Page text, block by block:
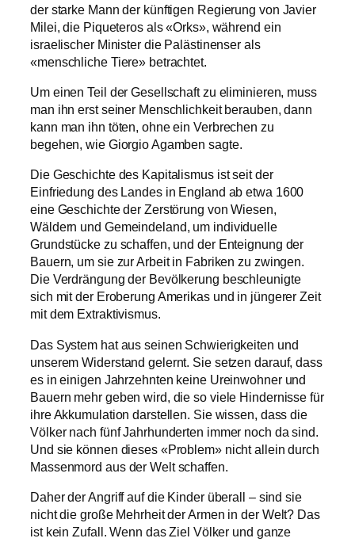
der starke Mann der künftigen Regierung von Javier
Milei, die Piqueteros als «Orks», während ein
israelischer Minister die Palästinenser als
«menschliche Tiere» betrachtet.
Um einen Teil der Gesellschaft zu eliminieren, muss
man ihn erst seiner Menschlichkeit berauben, dann
kann man ihn töten, ohne ein Verbrechen zu
begehen, wie Giorgio Agamben sagte.
Die Geschichte des Kapitalismus ist seit der
Einfriedung des Landes in England ab etwa 1600
eine Geschichte der Zerstörung von Wiesen,
Wäldern und Gemeindeland, um individuelle
Grundstücke zu schaffen, und der Enteignung der
Bauern, um sie zur Arbeit in Fabriken zu zwingen.
Die Verdrängung der Bevölkerung beschleunigte
sich mit der Eroberung Amerikas und in jüngerer Zeit
mit dem Extraktivismus.
Das System hat aus seinen Schwierigkeiten und
unserem Widerstand gelernt. Sie setzen darauf, dass
es in einigen Jahrzehnten keine Ureinwohner und
Bauern mehr geben wird, die so viele Hindernisse für
ihre Akkumulation darstellen. Sie wissen, dass die
Völker nach fünf Jahrhunderten immer noch da sind.
Und sie können dieses «Problem» nicht allein durch
Massenmord aus der Welt schaffen.
Daher der Angriff auf die Kinder überall – sind sie
nicht die große Mehrheit der Armen in der Welt? Das
ist kein Zufall. Wenn das Ziel Völker und ganze